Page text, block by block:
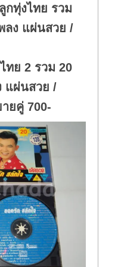
กทุ่งไทย รวม
ลง แผ่นสวย /
ทย 2 รวม 20
แผ่นสวย /
ยคู่ 700-